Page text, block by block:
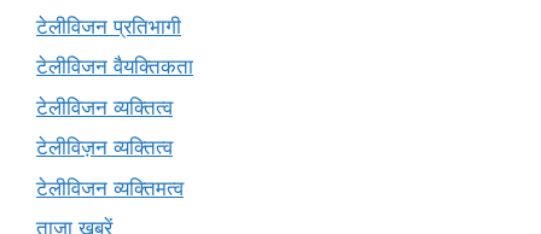
टेलीविजन प्रतिभागी
टेलीविजन वैयक्तिकता
टेलीविजन व्यक्तित्व
टेलीविज़न व्यक्तित्व
टेलीविजन व्यक्तिमत्व
ताजा खबरें